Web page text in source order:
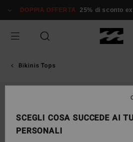
alle
prodotto
DOPPIA OFFERTA 25% di sconto
Bikinis Tops
SCEGLI COSA SUCCEDE AI
PERSONALI